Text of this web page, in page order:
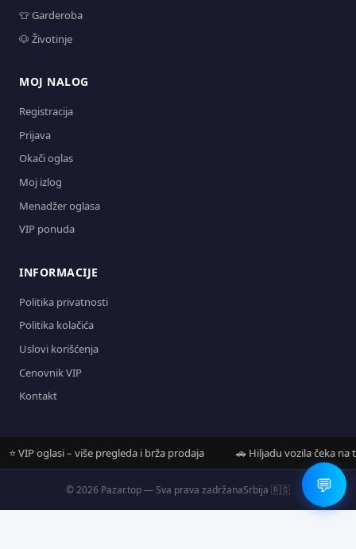
👕 Garderoba
🐶 Životinje
MOJ NALOG
Registracija
Prijava
Okači oglas
Moj izlog
Menadžer oglasa
VIP ponuda
INFORMACIJE
Politika privatnosti
Politika kolačića
Uslovi korišćenja
Cenovnik VIP
Kontakt
VIP oglasi – više pregleda i brža prodaja 🚗 Hiljadu vozila čeka na tebe
© 2026 Pazar.top — Sva prava zadržanaSrbija 🇷🇸 💬